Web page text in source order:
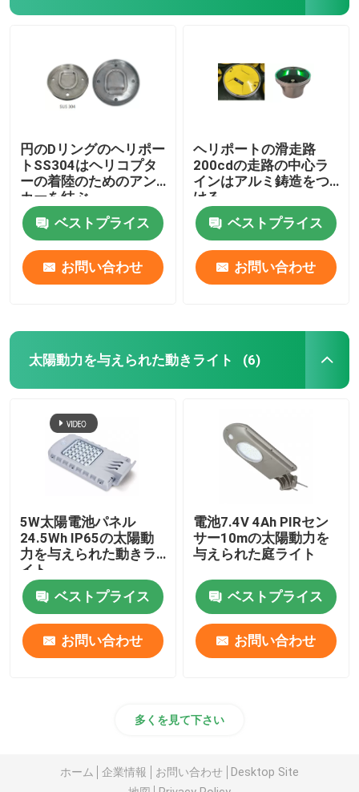
円のDリングのヘリポー
トSS304はヘリコプタ
ーの着陸のためのアン
カーを結ぶ
ベストプライス
お問い合わせ
ヘリポートの滑走路
200cdの走路の中心ラ
インはアルミ鋳造をつ
ける
ベストプライス
お問い合わせ
太陽動力を与えられた動きライト (6)
5W太陽電池パネル
24.5Wh IP65の太陽動
力を与えられた動きラ
イト
ベストプライス
お問い合わせ
電池7.4V 4Ah PIRセン
サー10mの太陽動力を
与えられた庭ライト
ベストプライス
お問い合わせ
多くを見て下さい
ホーム 企業情報 お問い合わせ
Desktop Site